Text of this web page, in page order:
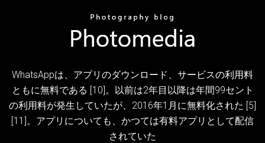
WhatsAppは、アプリのダウンロード、サービスの利用料
ともに無料である [10]。以前は2年目以降は年間99セント
の利用料が発生していたが、2016年1月に無料化された [5]
[11]。アプリについても、かつては有料アプリとして配信
されていた